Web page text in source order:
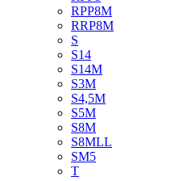
RPP8M
RRP8M
S
S14
S14M
S3M
S4,5M
S5M
S8M
S8MLL
SM5
T